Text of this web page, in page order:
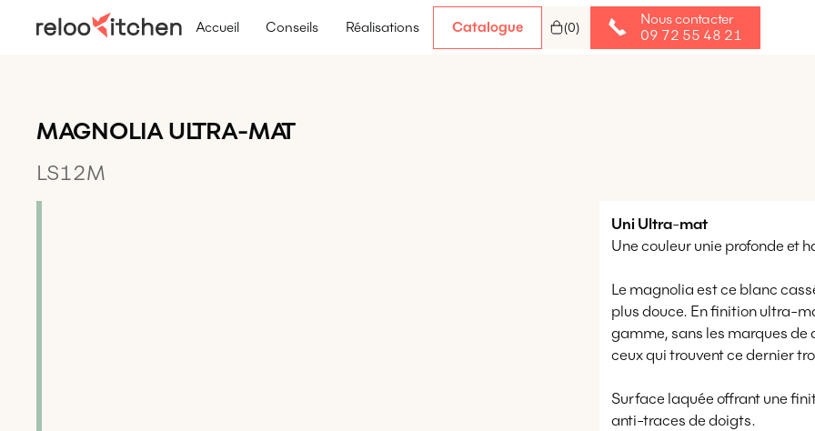
Accueil Conseils Réalisations Catalogue (0)
Nous contacter
09 72 55 48 21
MAGNOLIA ULTRA-MAT
LS12M
Uni Ultra-mat
Une couleur unie profonde et
Le magnolia est ce blanc
plus douce. En finition ultra-
gamme, sans les marques
ceux qui trouvent ce dernier
Surface laquée offrant une
anti-traces de doigts.